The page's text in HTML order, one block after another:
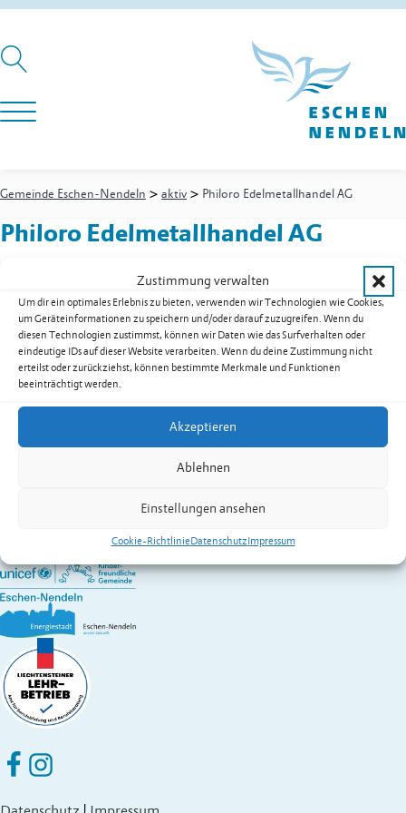
Zustimmung verwalten
Um dir ein optimales Erlebnis zu bieten, verwenden wir Technologien wie Cookies,
um Geräteinformationen zu speichern und/oder darauf zuzugreifen. Wenn du
diesen Technologien zustimmst, können wir Daten wie das Surfverhalten oder
eindeutige IDs auf dieser Website verarbeiten. Wenn du deine Zustimmung nicht
erteilst oder zurückziehst, können bestimmte Merkmale und Funktionen
beeinträchtigt werden.
Akzeptieren
Ablehnen
Einstellungen ansehen
Cookie-RichtlinieDatenschutzImpressum
Gemeinde Eschen-Nendeln > aktiv > Philoro Edelmetallhandel AG
Philoro Edelmetallhandel AG
Wirtschaftspark 25
9492Eschen
Festnetz+423 373 50 75
E-Mailinfo@philoro.li
Webwww.philoro.li
Kontakt:BrennerRudolf
Fürstentum Liechtenstein
Eschen Nendeln auf Facebook
Eschen Nendeln auf Instagram